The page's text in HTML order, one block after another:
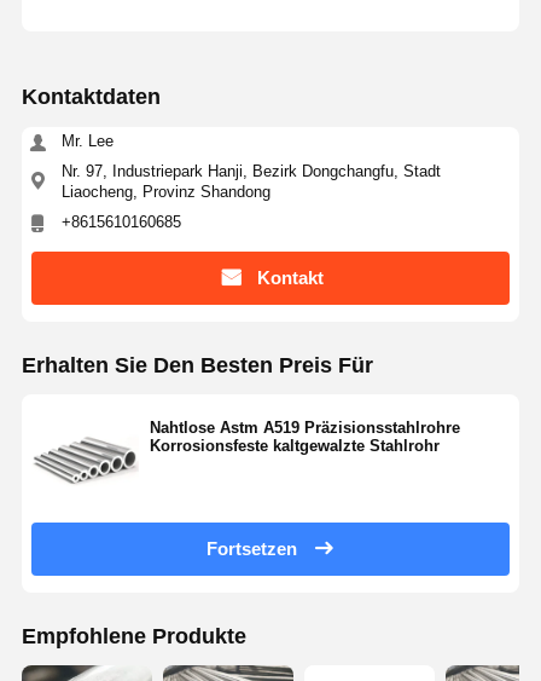
Kontaktdaten
Mr. Lee
Nr. 97, Industriepark Hanji, Bezirk Dongchangfu, Stadt
Liaocheng, Provinz Shandong
+8615610160685
Kontakt
Erhalten Sie Den Besten Preis Für
Nahtlose Astm A519 Präzisionsstahlrohre
Korrosionsfeste kaltgewalzte Stahlrohr
Fortsetzen
Empfohlene Produkte